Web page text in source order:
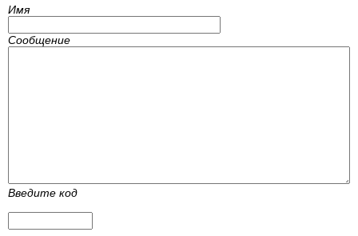
Имя
Сообщение
Введите код